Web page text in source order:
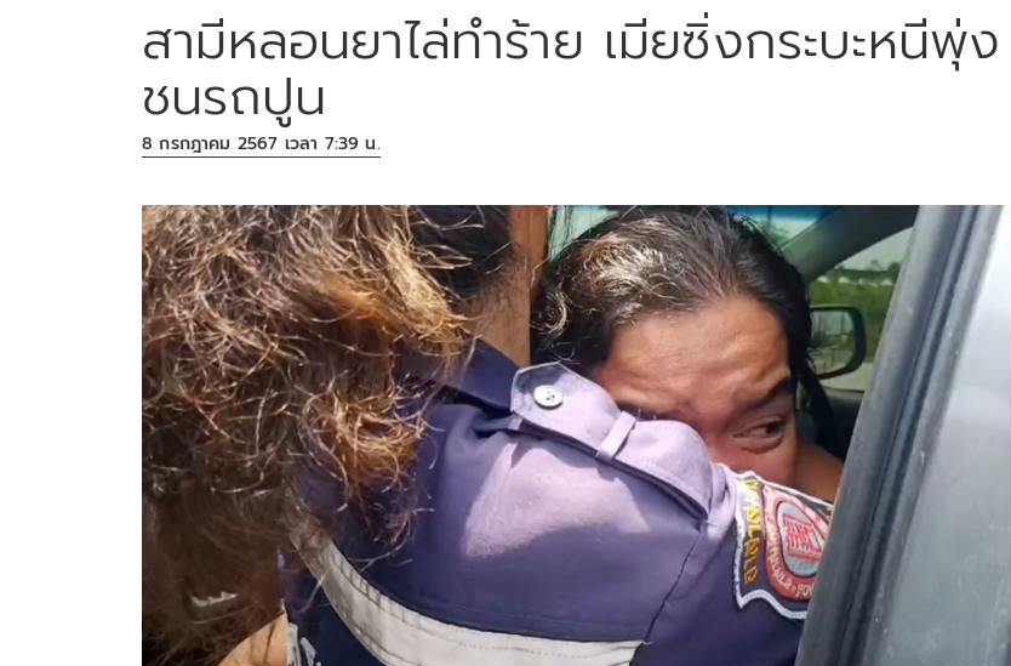
สามีหลอนยาไล่ทำร้าย เมียซิ่งกระบะหนีพุ่ง
ชนรถปูน
8 กรกฎาคม 2567 เวลา 7:39 น.